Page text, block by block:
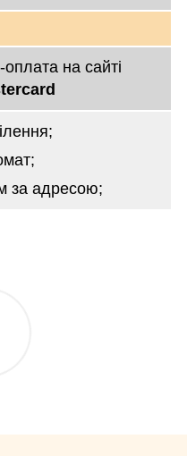
на сайті
за адресою;